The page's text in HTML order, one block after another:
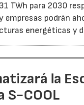
TWh para 2030
empresas podrán
energéticas y
la
S-COOL